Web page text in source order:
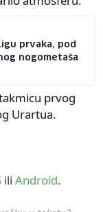
prvaka, pod
nogometaša
prvog
Urartua.
ili Android.